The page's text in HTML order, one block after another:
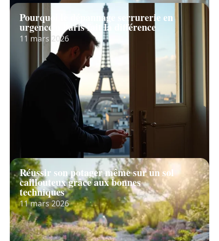
Pourquoi le dépannage serrurerie en
urgence à Paris fait la différence
11 mars 2026
Réussir son potager même sur un sol
caillouteux grâce aux bonnes
techniques
11 mars 2026